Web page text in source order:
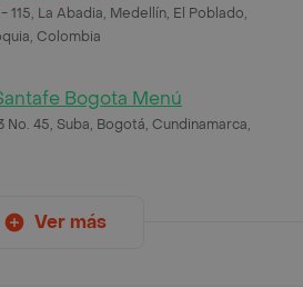
115, La Abadia, Medellín, El Poblado,
Colombia
Bogota Menú
45, Suba, Bogotá, Cundinamarca,
Ver más